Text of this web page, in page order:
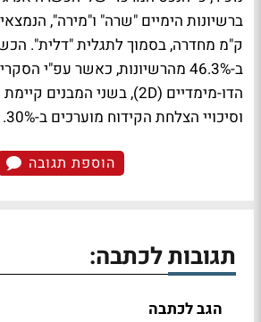
ק"מ מחדרה, בסמוך לתגלית "דלית".
ב-46.3% מהרשיונות, כאשר עפ"י
וסיכויי הצלחת הקידוח מוערכים ב-30%.
הוספת תגובה
תגובות לכתבה:
הגב לכתבה